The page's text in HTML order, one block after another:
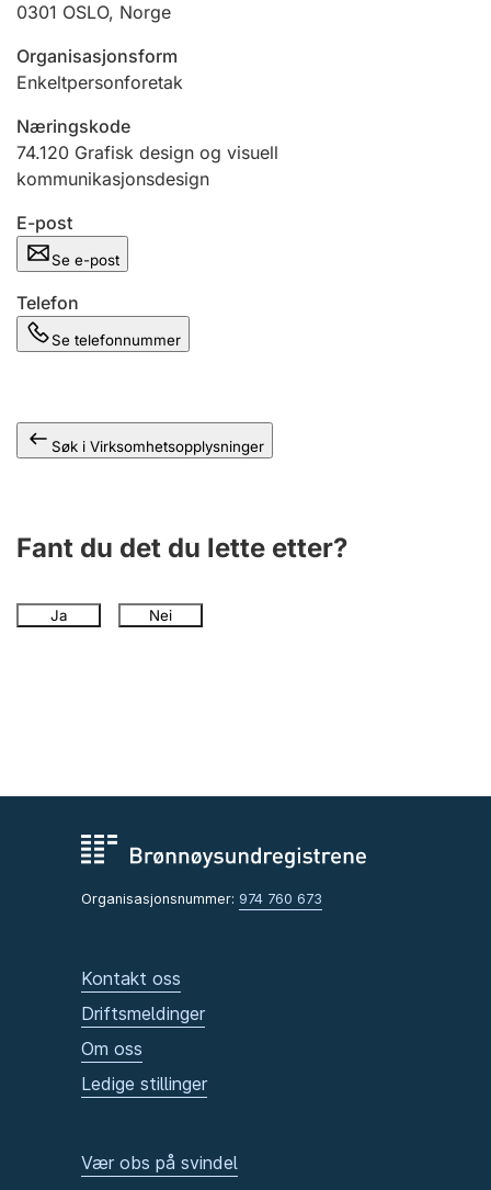
Ektepaktveileder
Offentlig sektor
Andre tema
0301 OSLO, Norge
Organisasjonsform
Enkeltpersonforetak
Næringskode
74.120 Grafisk design og visuell
kommunikasjonsdesign
E-post
Se e-post
Telefon
Se telefonnummer
Søk i Virksomhetsopplysninger
Fant du det du lette etter?
Ja Nei
Organisasjonsnummer: 974 760 673
Kontakt oss
Driftsmeldinger
Om oss
Ledige stillinger
Vær obs på svindel